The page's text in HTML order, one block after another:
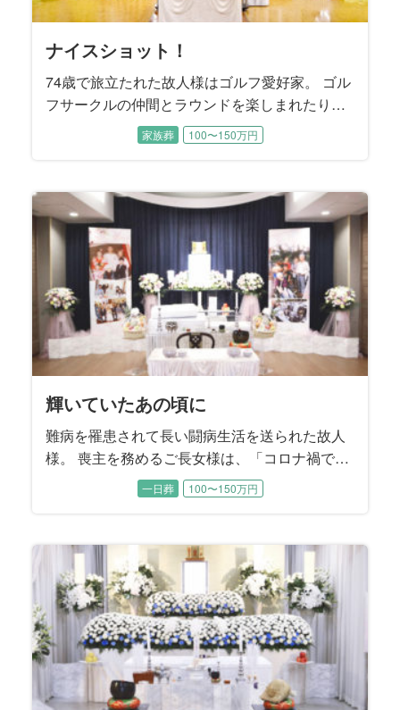
ナイスショット！
74歳で旅立たれた故人様はゴルフ愛好家。 ゴル
フサークルの仲間とラウンドを楽しまれたり、
ゴルフコンペにも数多く参加されました。 プレ
ー後の飲み会ではメンバーと親睦を深められた
駆けつけて下さり、一緒にラウンドした思い出
を振り返りながら故人様を偲ばれました。
家族葬 100〜150万円
輝いていたあの頃に
難病を罹患されて長い闘病生活を送られた故人
様。 喪主を務めるご長女様は、「コロナ禍で家
族もほとんど面会できない日々が続いていた」
とおっしゃいました。 最後のお別れの時間だけ
のお姿だけでなく、元気で輝いていた頃のお母
様の思い出に囲まれたご葬儀にすることを望ま
れました。
一日葬 100〜150万円